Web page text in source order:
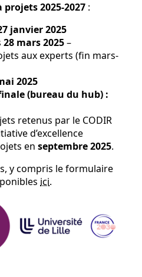
projets 2025-2027 :
janvier 2025
28 mars 2025–
aux experts (fin mars-
2025
(bureau du hub) :
retenus par le CODIR
d’excellence
en septembre 2025.
y compris le formulaire
ici.